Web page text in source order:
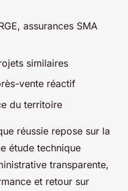
assurances SMA
similaires
vente réactif
du territoire
réussie repose sur la
étude technique
transparente,
et retour sur